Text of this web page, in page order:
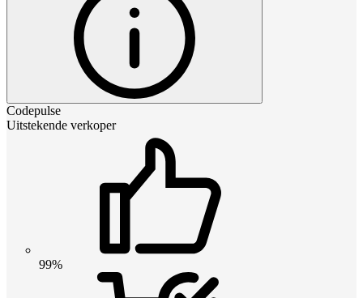
Codepulse
Uitstekende verkoper
99%